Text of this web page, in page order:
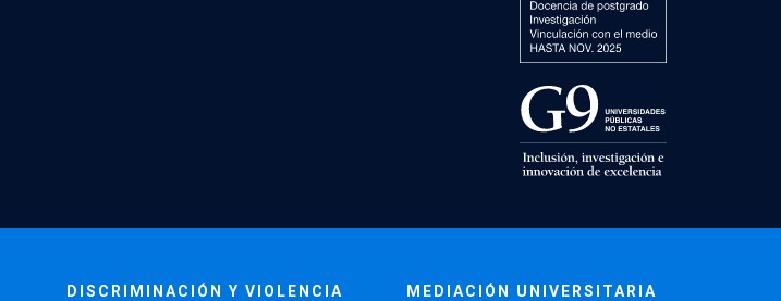
DISCRIMINACIÓN Y VIOLENCIA MEDIACIÓN UNIVERSITARIA